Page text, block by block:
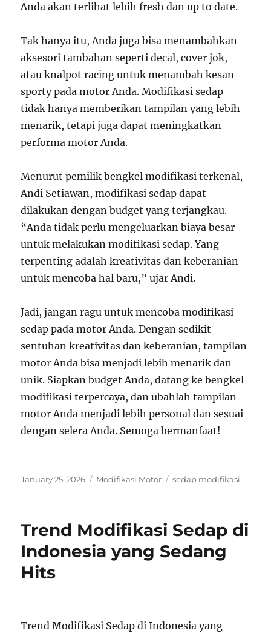
Anda akan terlihat lebih fresh dan up to date.
Tak hanya itu, Anda juga bisa menambahkan
aksesori tambahan seperti decal, cover jok,
atau knalpot racing untuk menambah kesan
sporty pada motor Anda. Modifikasi sedap
tidak hanya memberikan tampilan yang lebih
menarik, tetapi juga dapat meningkatkan
performa motor Anda.
Menurut pemilik bengkel modifikasi terkenal,
Andi Setiawan, modifikasi sedap dapat
dilakukan dengan budget yang terjangkau.
“Anda tidak perlu mengeluarkan biaya besar
untuk melakukan modifikasi sedap. Yang
terpenting adalah kreativitas dan keberanian
untuk mencoba hal baru,” ujar Andi.
Jadi, jangan ragu untuk mencoba modifikasi
sedap pada motor Anda. Dengan sedikit
sentuhan kreativitas dan keberanian, tampilan
motor Anda bisa menjadi lebih menarik dan
unik. Siapkan budget Anda, datang ke bengkel
modifikasi terpercaya, dan ubahlah tampilan
motor Anda menjadi lebih personal dan sesuai
dengan selera Anda. Semoga bermanfaat!
Posted
January 25, 2026 Categories
Modifikasi Motor Tags
sedap modifikasi
Trend Modifikasi Sedap di
Indonesia yang Sedang
Hits
Trend Modifikasi Sedap di Indonesia yang